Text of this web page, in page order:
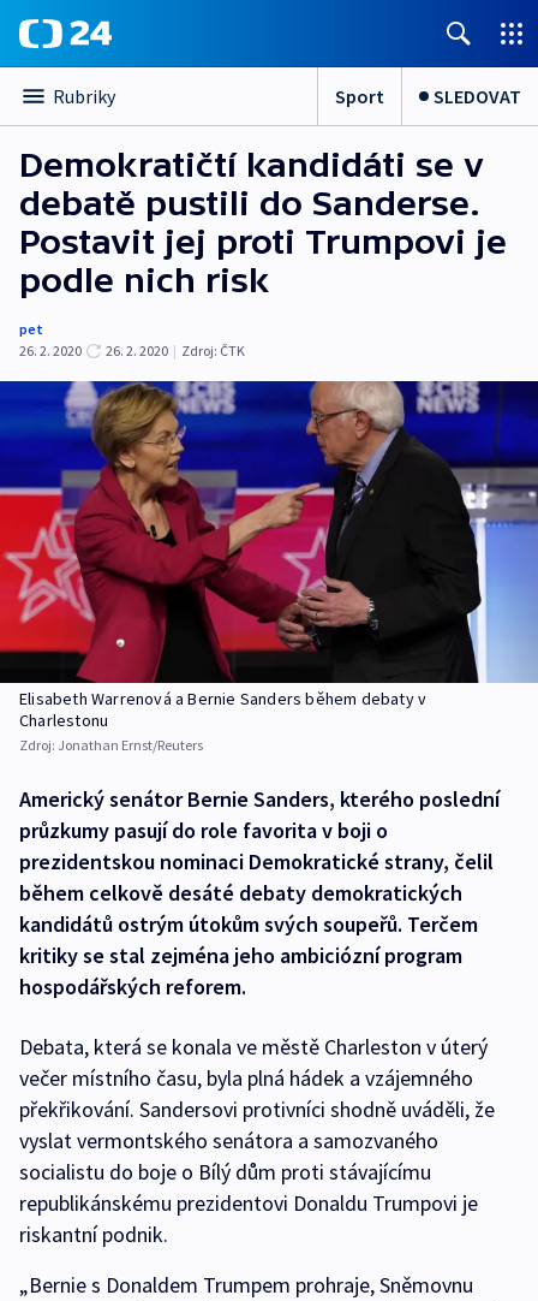
Rubriky Sport SLEDOVAT
Demokratičtí kandidáti se v
debatě pustili do Sanderse.
Postavit jej proti Trumpovi je
podle nich risk
pet
26. 2. 2020
26. 2. 2020 | Zdroj: ČTK
Elisabeth Warrenová a Bernie Sanders během debaty v
Charlestonu
Zdroj: Jonathan Ernst/Reuters
Americký senátor Bernie Sanders, kterého poslední
průzkumy pasují do role favorita v boji o
prezidentskou nominaci Demokratické strany, čelil
během celkově desáté debaty demokratických
kandidátů ostrým útokům svých soupeřů. Terčem
kritiky se stal zejména jeho ambiciózní program
hospodářských reforem.
Debata, která se konala ve městě Charleston v úterý
večer místního času, byla plná hádek a vzájemného
překřikování. Sandersovi protivníci shodně uváděli, že
vyslat vermontského senátora a samozvaného
socialistu do boje o Bílý dům proti stávajícímu
republikánskému prezidentovi Donaldu Trumpovi je
riskantní podnik.
„Bernie s Donaldem Trumpem prohraje, Sněmovnu